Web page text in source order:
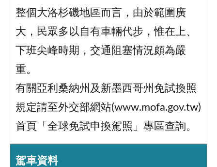
整個大洛杉磯地區而言，由於範圍廣
大，民眾多以自有車輛代步，惟在上、
下班尖峰時期，交通阻塞情況頗為嚴
重。
有關亞利桑納州及新墨西哥州免試換照
規定請至外交部網站(www.mofa.gov.tw)
首頁「全球免試申換駕照」專區查詢。
駕車資料